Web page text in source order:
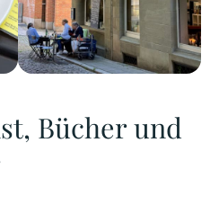
Bücher und